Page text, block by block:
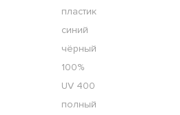
пластик
синий
чёрный
100%
UV 400
полный